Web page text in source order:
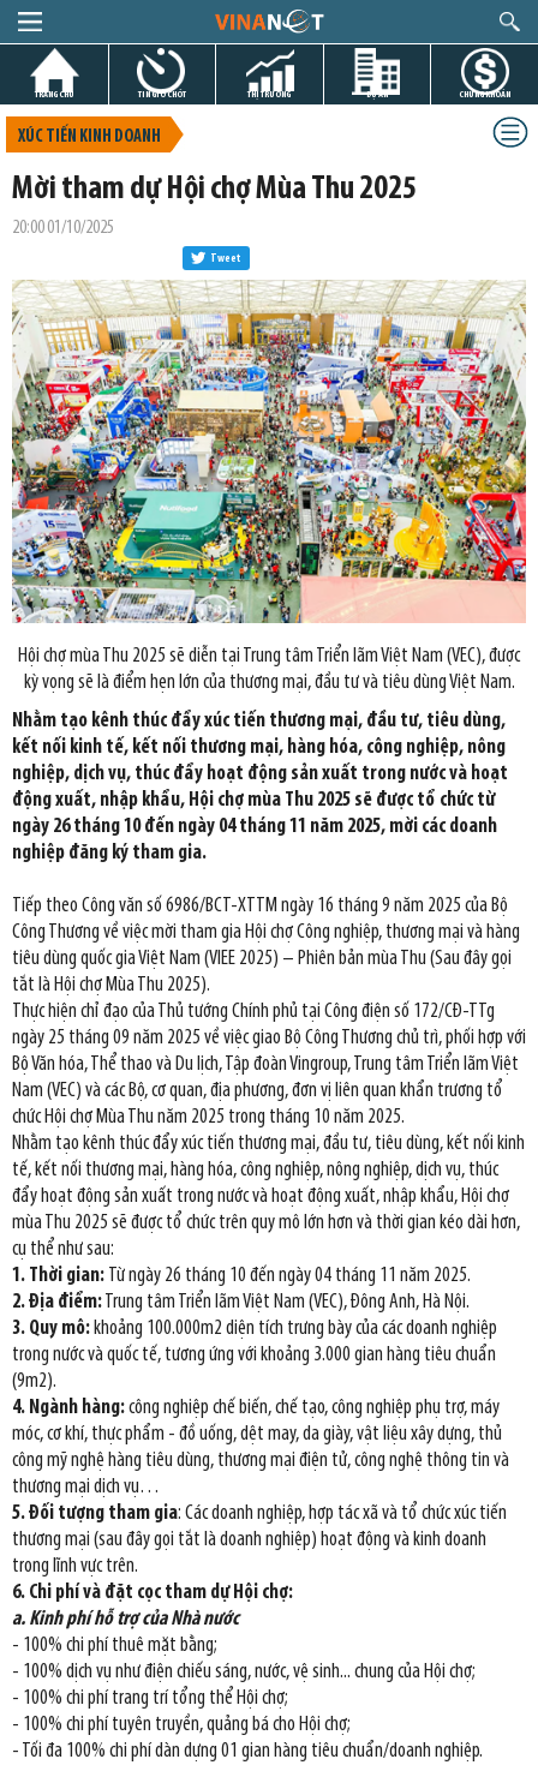
TRANG CHỦ TIN GIỜ CHÓT THỊ TRƯỜNG DỰ ÁN CHỨNG KHOÁN
XÚC TIẾN KINH DOANH
Mời tham dự Hội chợ Mùa Thu 2025
20:00 01/10/2025
Tweet
Hội chợ mùa Thu 2025 sẽ diễn tại Trung tâm Triển lãm Việt Nam (VEC), được
kỳ vọng sẽ là điểm hẹn lớn của thương mại, đầu tư và tiêu dùng Việt Nam.
Nhằm tạo kênh thúc đẩy xúc tiến thương mại, đầu tư, tiêu dùng,
kết nối kinh tế, kết nối thương mại, hàng hóa, công nghiệp, nông
nghiệp, dịch vụ, thúc đẩy hoạt động sản xuất trong nước và hoạt
động xuất, nhập khẩu, Hội chợ mùa Thu 2025 sẽ được tổ chức từ
ngày 26 tháng 10 đến ngày 04 tháng 11 năm 2025, mời các doanh
nghiệp đăng ký tham gia.
Tiếp theo Công văn số 6986/BCT-XTTM ngày 16 tháng 9 năm 2025 của Bộ
Công Thương về việc mời tham gia Hội chợ Công nghiệp, thương mại và hàng
tiêu dùng quốc gia Việt Nam (VIEE 2025) – Phiên bản mùa Thu (Sau đây gọi
tắt là Hội chợ Mùa Thu 2025).
Thực hiện chỉ đạo của Thủ tướng Chính phủ tại Công điện số 172/CĐ-TTg
ngày 25 tháng 09 năm 2025 về việc giao Bộ Công Thương chủ trì, phối hợp với
Bộ Văn hóa, Thể thao và Du lịch, Tập đoàn Vingroup, Trung tâm Triển lãm Việt
Nam (VEC) và các Bộ, cơ quan, địa phương, đơn vị liên quan khẩn trương tổ
chức Hội chợ Mùa Thu năm 2025 trong tháng 10 năm 2025.
Nhằm tạo kênh thúc đẩy xúc tiến thương mại, đầu tư, tiêu dùng, kết nối kinh
tế, kết nối thương mại, hàng hóa, công nghiệp, nông nghiệp, dịch vụ, thúc
đẩy hoạt động sản xuất trong nước và hoạt động xuất, nhập khẩu, Hội chợ
mùa Thu 2025 sẽ được tổ chức trên quy mô lớn hơn và thời gian kéo dài hơn,
cụ thể như sau:
1. Thời gian: Từ ngày 26 tháng 10 đến ngày 04 tháng 11 năm 2025.
2. Địa điểm:Trung tâm Triển lãm Việt Nam (VEC), Đông Anh, Hà Nội.
3. Quy mô: khoảng 100.000m2 diện tích trưng bày của các doanh nghiệp
trong nước và quốc tế, tương ứng với khoảng 3.000 gian hàng tiêu chuẩn
(9m2).
4. Ngành hàng:công nghiệp chế biến, chế tạo, công nghiệp phụ trợ, máy
móc, cơ khí, thực phẩm - đồ uống, dệt may, da giày, vật liệu xây dựng, thủ
công mỹ nghệ hàng tiêu dùng, thương mại điện tử, công nghệ thông tin và
thương mại dịch vụ…
5. Đối tượng tham gia: Các doanh nghiệp, hợp tác xã và tổ chức xúc tiến
thương mại (sau đây gọi tắt là doanh nghiệp) hoạt động và kinh doanh
trong lĩnh vực trên.
6. Chi phí và đặt cọc tham dự Hội chợ:
a. Kinh phí hỗ trợ của Nhà nước
- 100% chi phí thuê mặt bằng;
- 100% dịch vụ như điện chiếu sáng, nước, vệ sinh... chung của Hội chợ;
- 100% chi phí trang trí tổng thể Hội chợ;
- 100% chi phí tuyên truyền, quảng bá cho Hội chợ;
- Tối đa 100% chi phí dàn dựng 01 gian hàng tiêu chuẩn/doanh nghiệp.